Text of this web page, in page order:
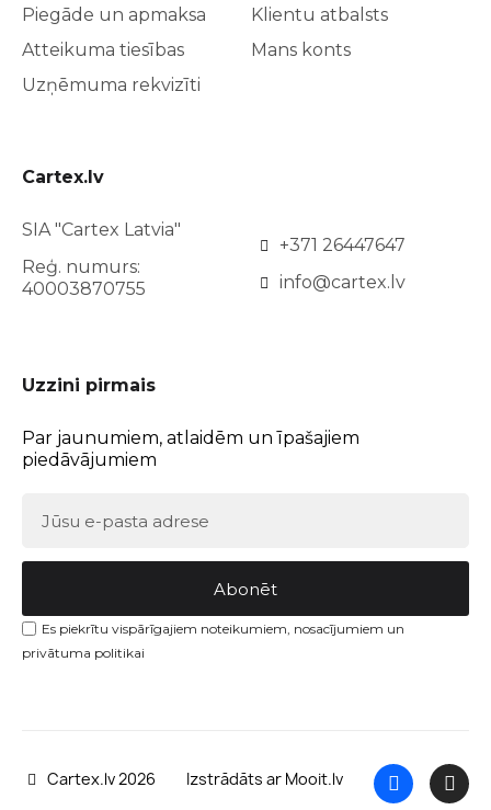
Piegāde un apmaksa
Atteikuma tiesības
Uzņēmuma rekvizīti
Klientu atbalsts
Mans konts
Cartex.lv
SIA "Cartex Latvia"
Reģ. numurs:
40003870755
+371 26447647
info@cartex.lv
Uzzini pirmais
Par jaunumiem, atlaidēm un īpašajiem
piedāvājumiem
Abonēt
Es piekrītu vispārīgajiem noteikumiem, nosacījumiem un
privātuma politikai
Cartex.lv 2026 Izstrādāts ar Mooit.lv